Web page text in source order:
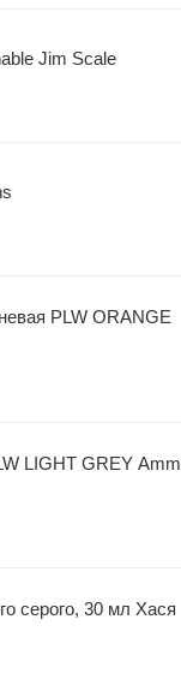
Jim Scale
PLW ORANGE
LIGHT GREY
серого, 30 мл Хася